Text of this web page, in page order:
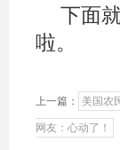
下面
啦。
上一篇： 美国农
网友：心动了！